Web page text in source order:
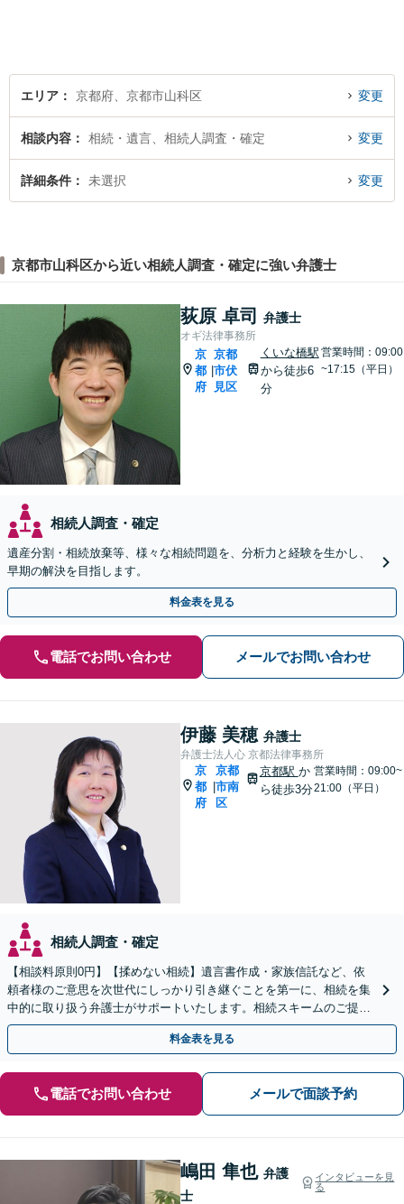
さい。
エリア
京都府、京都市山科区 変更
相談内容 相続・遺言、相続人調査・確定 変更
詳細条件 未選択 変更
京都市山科区から近い相続人調査・確定に強い弁護士
荻原 卓司 弁護士
オギ法律事務所
京
都
府
京都
市伏
見区
くいな橋駅
から徒歩6
分
営業時間：09:00
~17:15（平日）
相続人調査・確定
遺産分割・相続放棄等、様々な相続問題を、分析力と経験を生かし、
早期の解決を目指します。
料金表を見る
電話でお問い合わせ メールでお問い合わせ
伊藤 美穂 弁護士
弁護士法人心 京都法律事務所
京
都
府
京都
市南
区
京都駅 か
ら徒歩3分
営業時間：09:00~
21:00（平日）
相続人調査・確定
【相談料原則0円】【揉めない相続】遺言書作成・家族信託など、依
頼者様のご意思を次世代にしっかり引き継ぐことを第一に、相続を集
中的に取り扱う弁護士がサポートいたします。相続スキームのご提案
から遺言執行まで責任を持って対応させていただきます。
料金表を見る
電話でお問い合わせ メールで面談予約
嶋田 隼也 弁護
士
インタビューを見
る